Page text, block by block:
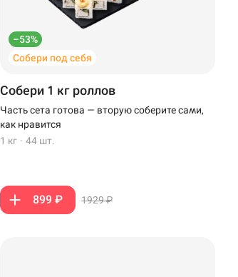
–53%
Собери под себя
Собери 1 кг роллов
Часть сета готова — вторую соберите сами,
как нравится
1 кг · 44 шт.
899 ₽ 1929 ₽